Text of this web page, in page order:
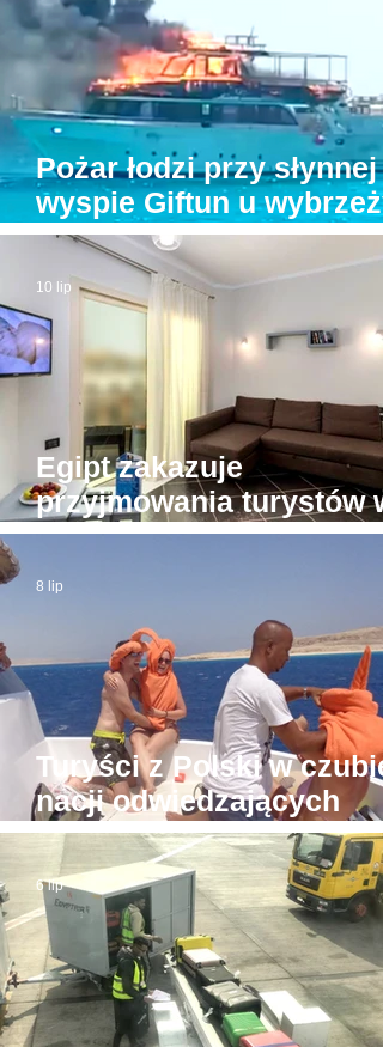
Pożar łodzi przy słynnej
wyspie Giftun u wybrzeży
Hurghady. Na pokładzie
było kilkunastu turystów
Egipt zakazuje
przyjmowania turystów w
apartamentach bez
10 lip
Turyści z Polski w czubie
nacji odwiedzających
Hurghadę
8 lip
6 lip